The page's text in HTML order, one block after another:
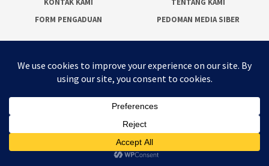
KONTAK KAMI
TENTANG KAMI
FORM PENGADUAN
PEDOMAN MEDIA SIBER
JARINGAN SOCIAL
Facebook
Twitter
WordPress
Instagram
Youtube
RSS
© 2025 - By :